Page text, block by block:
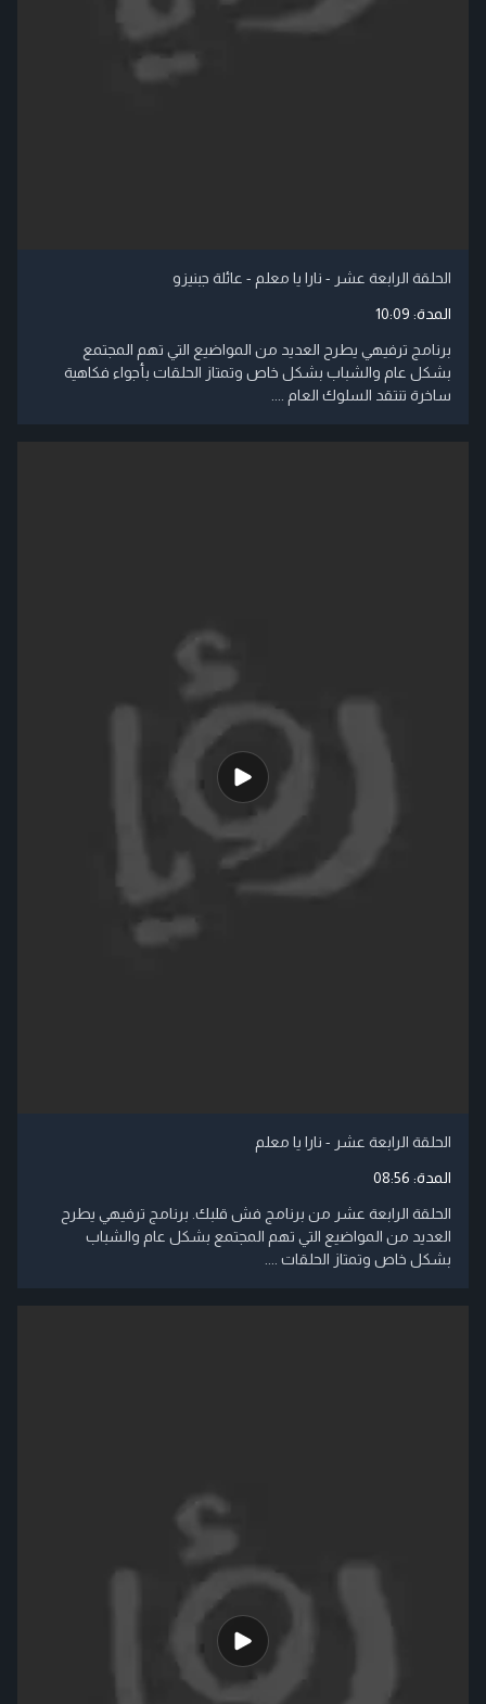
الحلقة الرابعة عشر - نارا يا معلم - عائلة جبنيزو
المدة: 10:09
برنامج ترفيهي يطرح العديد من المواضيع التي تهم المجتمع
بشكل عام والشباب بشكل خاص وتمتاز الحلقات بأجواء فكاهية
ساخرة تنتقد السلوك العام ....
الحلقة الرابعة عشر - نارا يا معلم
المدة: 08:56
الحلقة الرابعة عشر من برنامج فش قلبك. برنامج ترفيهي يطرح
العديد من المواضيع التي تهم المجتمع بشكل عام والشباب
بشكل خاص وتمتاز الحلقات ....